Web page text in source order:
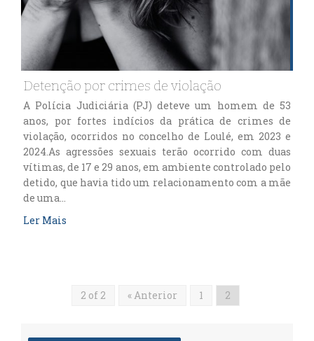
Detenção por crimes de violação
A Polícia Judiciária (PJ) deteve um homem de 53
anos, por fortes indícios da prática de crimes de
violação, ocorridos no concelho de Loulé, em 2023 e
2024.As agressões sexuais terão ocorrido com duas
vítimas, de 17 e 29 anos, em ambiente controlado pelo
detido, que havia tido um relacionamento com a mãe
de uma…
Ler Mais
2 of 2 « Anterior 1 2